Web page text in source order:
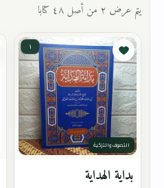
يتم عرض ٢ من أصل ٤٨ كتابا
١
التصوف والتزكية
بداية الهداية